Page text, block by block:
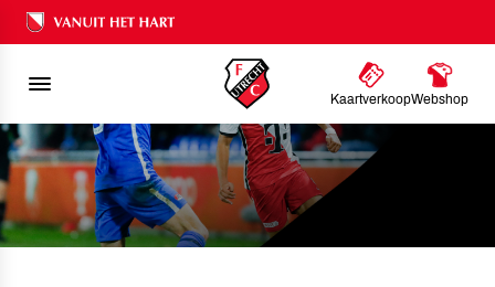
Ons nalatenschap
KaartverkoopWebshop